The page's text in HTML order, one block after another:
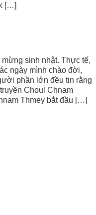
[…]
sinh nhật. Thực tế,
ngày mình chào đời,
phần lớn đều tin rằng
Choul Chnam
Thmey bắt đầu […]